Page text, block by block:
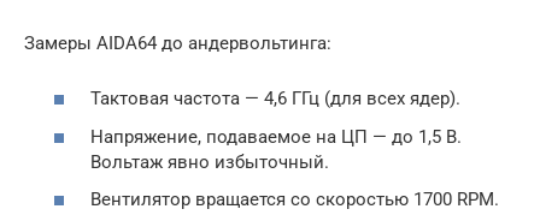
Замеры AIDA64 до андервольтинга:
Тактовая частота — 4,6 ГГц (для всех ядер).
Напряжение, подаваемое на ЦП — до 1,5 В.
Вольтаж явно избыточный.
Вентилятор вращается со скоростью 1700 RPM.